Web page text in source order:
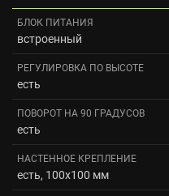
БЛОК ПИТАНИЯ
встроенный
РЕГУЛИРОВКА ПО ВЫСОТЕ
есть
ПОВОРОТ НА 90 ГРАДУСОВ
есть
НАСТЕННОЕ КРЕПЛЕНИЕ
есть, 100x100 мм